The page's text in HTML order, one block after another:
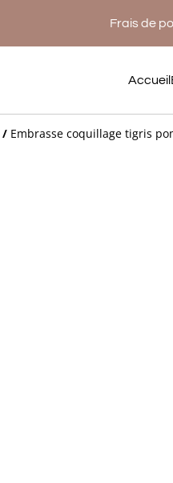
Frais de
Accueil
/ Embrasse coquillage tigris